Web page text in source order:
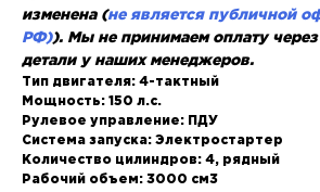
изменена (не является публичной
РФ)). Мы не принимаем оплату через
детали у наших менеджеров.
Тип двигателя: 4-тактный
Мощность: 150 л.с.
Рулевое управление: ПДУ
Система запуска: Электростартер
Количество цилиндров: 4, рядный
Рабочий объем: 3000 см3